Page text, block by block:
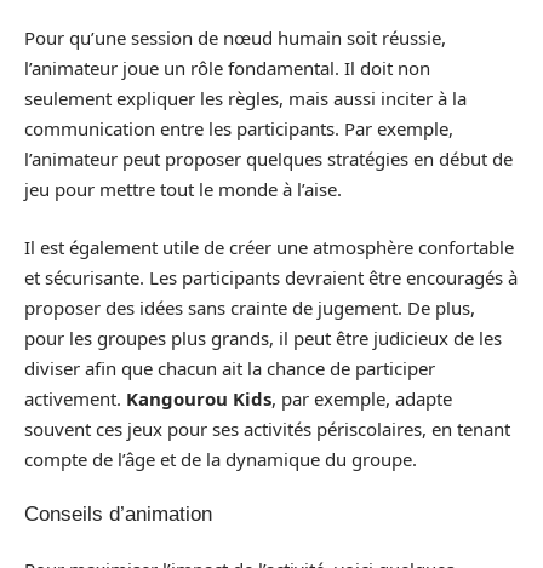
Pour qu’une session de nœud humain soit réussie,
l’animateur joue un rôle fondamental. Il doit non
seulement expliquer les règles, mais aussi inciter à la
communication entre les participants. Par exemple,
l’animateur peut proposer quelques stratégies en début de
jeu pour mettre tout le monde à l’aise.
Il est également utile de créer une atmosphère confortable
et sécurisante. Les participants devraient être encouragés à
proposer des idées sans crainte de jugement. De plus,
pour les groupes plus grands, il peut être judicieux de les
diviser afin que chacun ait la chance de participer
activement. Kangourou Kids, par exemple, adapte
souvent ces jeux pour ses activités périscolaires, en tenant
compte de l’âge et de la dynamique du groupe.
Conseils d’animation